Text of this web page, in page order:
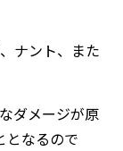
ナント、また
ダメージが原
となるので